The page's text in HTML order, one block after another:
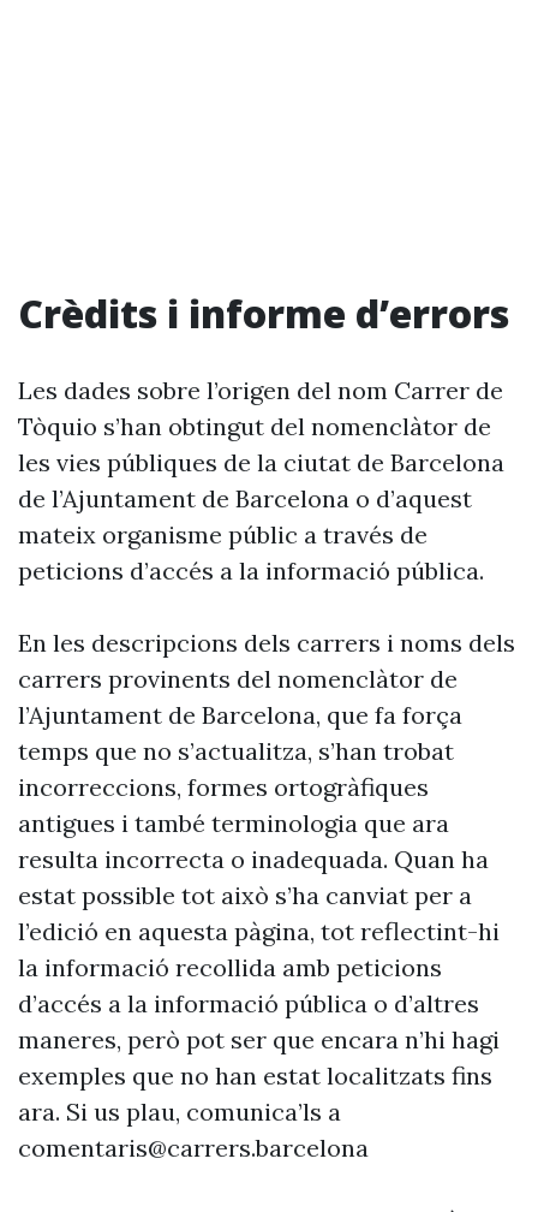
Crèdits i informe d’errors
Les dades sobre l’origen del nom Carrer de
Tòquio s’han obtingut del nomenclàtor de
les vies públiques de la ciutat de Barcelona
de l’Ajuntament de Barcelona o d’aquest
mateix organisme públic a través de
peticions d’accés a la informació pública.
En les descripcions dels carrers i noms dels
carrers provinents del nomenclàtor de
l’Ajuntament de Barcelona, que fa força
temps que no s’actualitza, s’han trobat
incorreccions, formes ortogràfiques
antigues i també terminologia que ara
resulta incorrecta o inadequada. Quan ha
estat possible tot això s’ha canviat per a
l’edició en aquesta pàgina, tot reflectint-hi
la informació recollida amb peticions
d’accés a la informació pública o d’altres
maneres, però pot ser que encara n’hi hagi
exemples que no han estat localitzats fins
ara. Si us plau, comunica’ls a
comentaris@carrers.barcelona